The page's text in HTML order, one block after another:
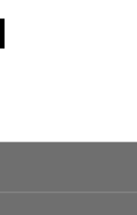
de
communauté,
à des